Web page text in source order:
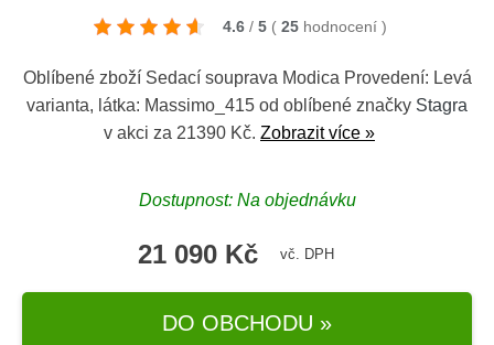
4.6 / 5 ( 25 hodnocení )
Oblíbené zboží Sedací souprava Modica Provedení: Levá
varianta, látka: Massimo_415 od oblíbené značky Stagra
v akci za 21390 Kč. Zobrazit více »
Dostupnost: Na objednávku
21 090 Kč vč. DPH
DO OBCHODU »